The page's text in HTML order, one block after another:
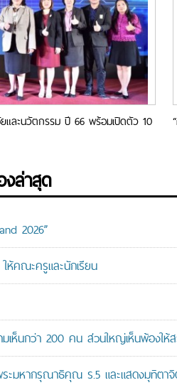
และนวัตกรรม ปี 66 พร้อมเปิดตัว 10
งล่าสุด
2026”
คณะครูและนักเรียน
เห็นกว่า 200 คน ส่วนใหญ่เห็นพ้องให้
ะมหากรุณาธิคุณ ร.5 และแสดงมุทิตา